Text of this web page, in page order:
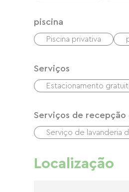
piscina
Piscina privativa
Serviços
Estacionamento
Serviços de
Serviço de lavanderia
Localização